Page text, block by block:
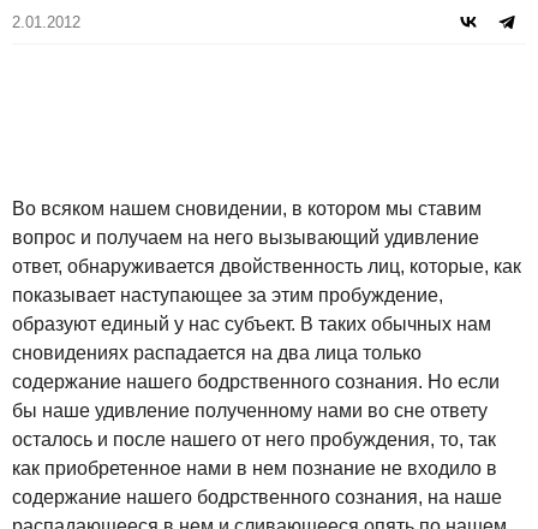
2.01.2012
Во всяком нашем сновидении, в котором мы ставим
вопрос и получаем на него вызывающий удивление
ответ, обнаруживается двойственность лиц, которые, как
показывает наступающее за этим пробуждение,
образуют единый у нас субъект. В таких обычных нам
сновидениях распадается на два лица только
содержание нашего бодрственного сознания. Но если
бы наше удивление полученному нами во сне ответу
осталось и после нашего от него пробуждения, то, так
как приобретенное нами в нем познание не входило в
содержание нашего бодрственного сознания, на наше